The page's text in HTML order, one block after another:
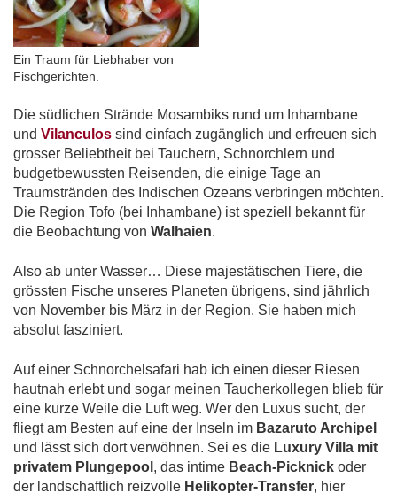
Ein Traum für Liebhaber von
Fischgerichten.
Die südlichen Strände Mosambiks rund um Inhambane
und Vilanculos sind einfach zugänglich und erfreuen sich
grosser Beliebtheit bei Tauchern, Schnorchlern und
budgetbewussten Reisenden, die einige Tage an
Traumstränden des Indischen Ozeans verbringen möchten.
Die Region Tofo (bei Inhambane) ist speziell bekannt für
die Beobachtung von Walhaien.
Also ab unter Wasser… Diese majestätischen Tiere, die
grössten Fische unseres Planeten übrigens, sind jährlich
von November bis März in der Region. Sie haben mich
absolut fasziniert.
Auf einer Schnorchelsafari hab ich einen dieser Riesen
hautnah erlebt und sogar meinen Taucherkollegen blieb für
eine kurze Weile die Luft weg. Wer den Luxus sucht, der
fliegt am Besten auf eine der Inseln im Bazaruto Archipel
und lässt sich dort verwöhnen. Sei es die Luxury Villa mit
privatem Plungepool , das intime Beach-Picknick oder
der landschaftlich reizvolle Helikopter-Transfer, hier